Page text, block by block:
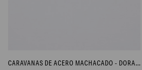
CARAVANAS DE ACERO MACHACADO - DORADO